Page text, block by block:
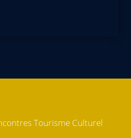
Tourisme Culturel